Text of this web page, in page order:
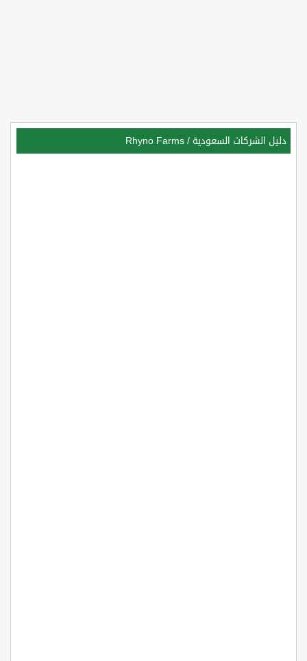
دليل الشركات السعودية /
Rhyno Farms